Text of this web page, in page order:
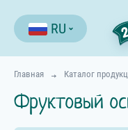
RU
Главная Каталог
Фруктовый
Фильтр